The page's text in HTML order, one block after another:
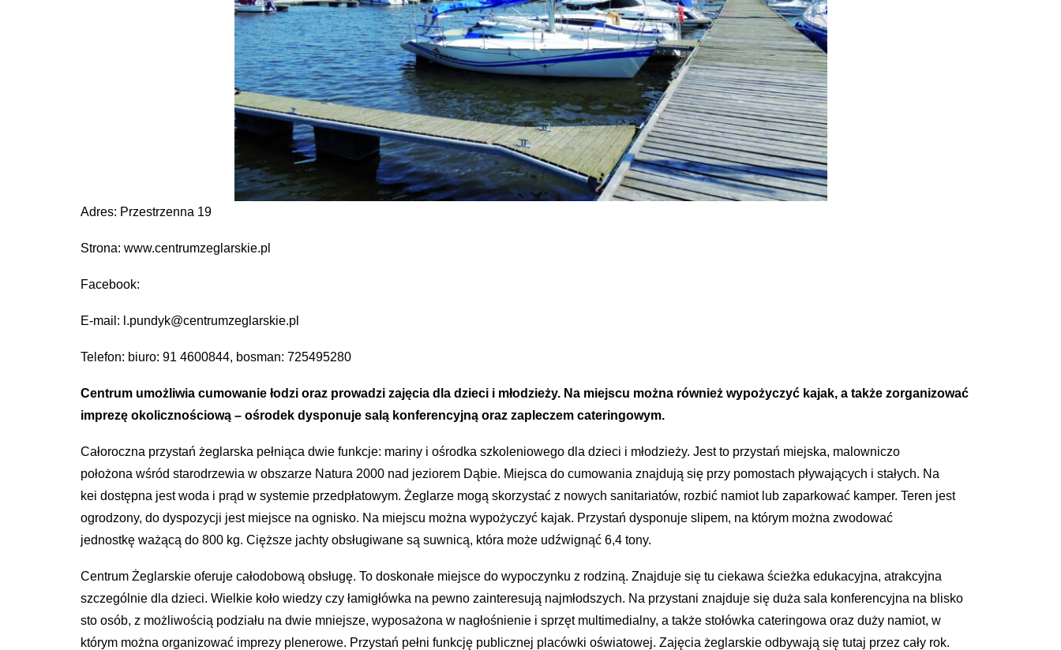
Adres: Przestrzenna 19
Strona: www.centrumzeglarskie.pl
Facebook:
E-mail: l.pundyk@centrumzeglarskie.pl
Telefon: biuro: 91 4600844, bosman: 725495280
Centrum umożliwia cumowanie łodzi oraz prowadzi zajęcia dla dzieci i młodzieży. Na miejscu można również wypożyczyć kajak, a także zorganizować
imprezę okolicznościową – ośrodek dysponuje salą konferencyjną oraz zapleczem cateringowym.
Całoroczna przystań żeglarska pełniąca dwie funkcje: mariny i ośrodka szkoleniowego dla dzieci i młodzieży. Jest to przystań miejska, malowniczo
położona wśród starodrzewia w obszarze Natura 2000 nad jeziorem Dąbie. Miejsca do cumowania znajdują się przy pomostach pływających i stałych. Na
kei dostępna jest woda i prąd w systemie przedpłatowym. Żeglarze mogą skorzystać z nowych sanitariatów, rozbić namiot lub zaparkować kamper. Teren jest
ogrodzony, do dyspozycji jest miejsce na ognisko. Na miejscu można wypożyczyć kajak. Przystań dysponuje slipem, na którym można zwodować
jednostkę ważącą do 800 kg. Cięższe jachty obsługiwane są suwnicą, która może udźwignąć 6,4 tony.
Centrum Żeglarskie oferuje całodobową obsługę. To doskonałe miejsce do wypoczynku z rodziną. Znajduje się tu ciekawa ścieżka edukacyjna, atrakcyjna
szczególnie dla dzieci. Wielkie koło wiedzy czy łamigłówka na pewno zainteresują najmłodszych. Na przystani znajduje się duża sala konferencyjna na blisko
sto osób, z możliwością podziału na dwie mniejsze, wyposażona w nagłośnienie i sprzęt multimedialny, a także stołówka cateringowa oraz duży namiot, w
którym można organizować imprezy plenerowe. Przystań pełni funkcję publicznej placówki oświatowej. Zajęcia żeglarskie odbywają się tutaj przez cały rok.